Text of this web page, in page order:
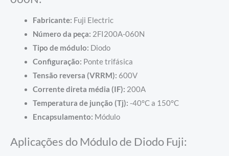
Fabricante: Fuji Electric
Número da peça: 2FI200A-060N
Tipo de módulo: Diodo
Configuração: Ponte trifásica
Tensão reversa (VRRM): 600V
Corrente direta média (IF): 200A
Temperatura de junção (Tj): -40°C a 150°C
Encapsulamento: Módulo
Aplicações do Módulo de Diodo Fuji: